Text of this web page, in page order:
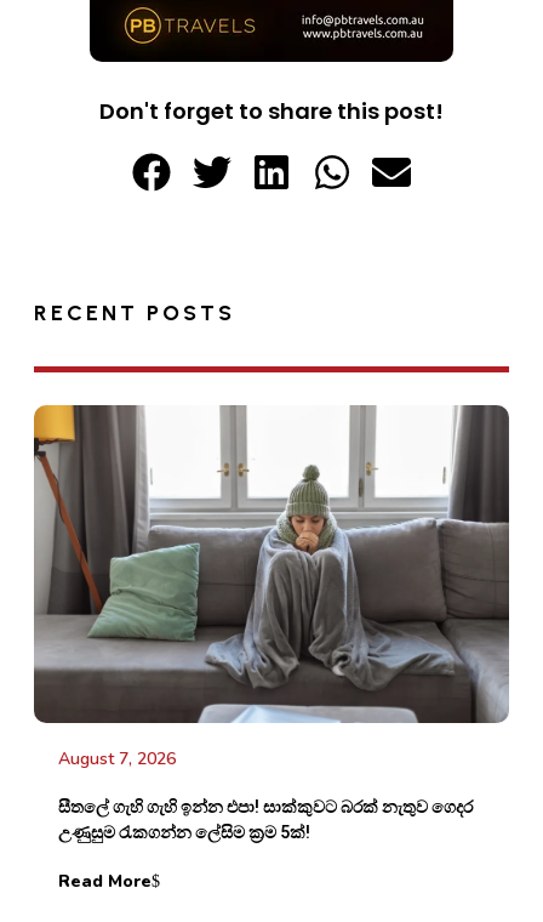
Don't forget to share this post!
RECENT POSTS
August 7, 2026
සීතලේ ගැහි ගැහි ඉන්න එපා! සාක්කුවට බරක් නැතුව ගෙදර
උණුසුම රැකගන්න ලේසිම ක්‍රම 5ක්!
Read More